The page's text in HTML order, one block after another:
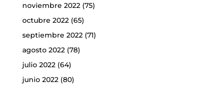
noviembre 2022(75)
octubre 2022(65)
septiembre 2022(71)
agosto 2022(78)
julio 2022(64)
junio 2022(80)